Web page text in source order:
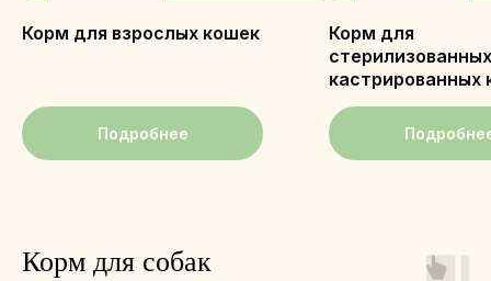
Корм для взрослых кошек
Подробнее
Корм для
кастрированных
Корм для собак